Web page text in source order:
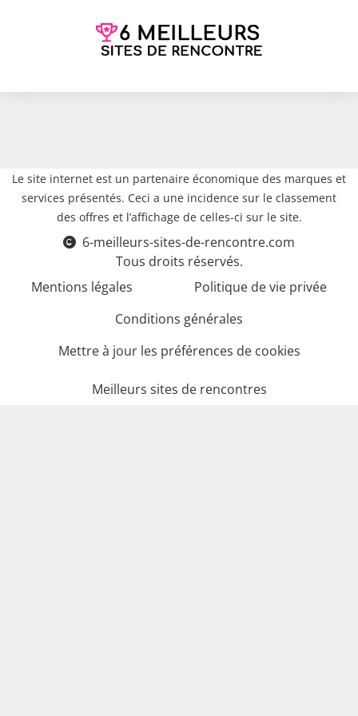
Le site internet est un partenaire économique des marques et
services présentés. Ceci a une incidence sur le classement
des offres et l’affichage de celles-ci sur le site.
6-meilleurs-sites-de-rencontre.com
Tous droits réservés.
Mentions légales
Politique de vie privée
Conditions générales
Mettre à jour les préférences de cookies
Meilleurs sites de rencontres